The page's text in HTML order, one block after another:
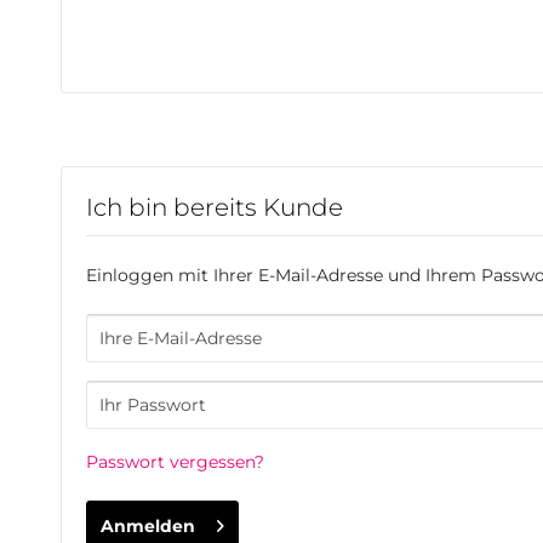
Ich bin bereits Kunde
Einloggen mit Ihrer E-Mail-Adresse und Ihrem
Passwort vergessen?
Anmelden